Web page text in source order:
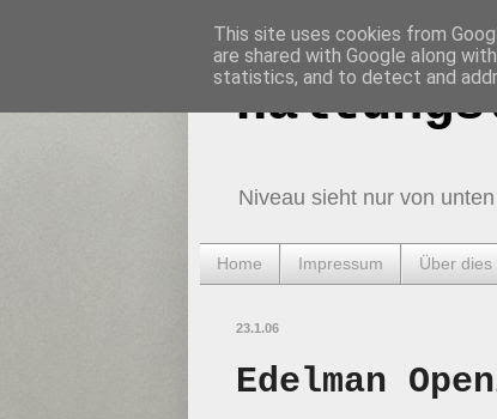
Niveau sieht nur von
Home Impressum Über dies
23.1.06
Edelman
This site uses cookies from
are shared with Google along
statistics, and to detect and